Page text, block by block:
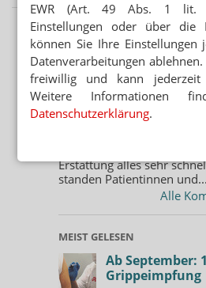
EWR (Art. 49 Abs. 1 lit.
Einstellungen oder über die
können Sie Ihre Einstellungen
Datenverarbeitungen
freiwillig und kann jederzeit
Weitere Informationen
Datenschutzerklärung.
KOMMENTAR
KOMMENTAR
Cannabis: Warken
Chaos
Es hatte sich
Erstattung alles sehr
standen Patientinnen und...
Alle
MEIST GELESEN
Ab September:
Grippeimpfung